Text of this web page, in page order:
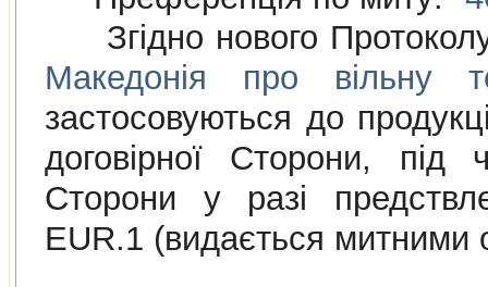
Згідно нового
Македонія про вільну
застосовуються до
договірної Сторони, під
Сторони у разі
EUR.1 (видається митними